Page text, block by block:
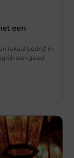
een
lokaal bedrijf in
een goed